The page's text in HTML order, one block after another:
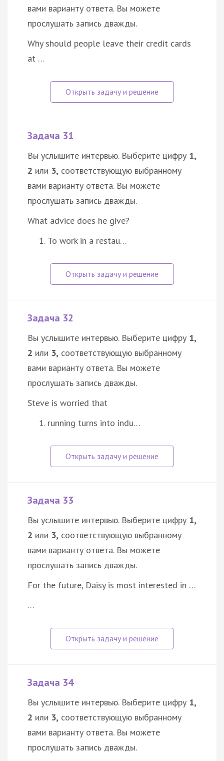
вами варианту ответа. Вы можете
прослушать запись дважды.
Why should people leave their credit cards
at …
Задача 31
Вы услышите интервью. Выберите цифру 1,
2 или 3, соответствующую выбранному
вами варианту ответа. Вы можете
прослушать запись дважды.
What advice does he give?
To work in a restau…
Задача 32
Вы услышите интервью. Выберите цифру 1,
2 или 3, соответствующую выбранному
вами варианту ответа. Вы можете
прослушать запись дважды.
Steve is worried that
running turns into indu…
Задача 33
Вы услышите интервью. Выберите цифру 1,
2 или 3, соответствующую выбранному
вами варианту ответа. Вы можете
прослушать запись дважды.
For the future, Daisy is most interested in …
…
Задача 34
Вы услышите интервью. Выберите цифру 1,
2 или 3, соответствующую выбранному
вами варианту ответа. Вы можете
прослушать запись дважды.